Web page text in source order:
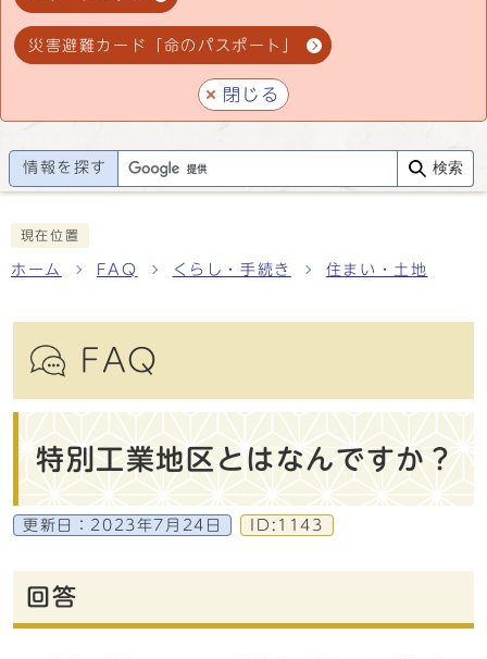
災害避難カード「命のパスポート」
閉じる
情報を探す 検索
現在位置
ホーム FAQ くらし・手続き 住まい・土地
FAQ
特別工業地区とはなんですか？
更新日： 2023年7月24日 ID:1143
回答